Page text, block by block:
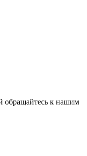
обращайтесь к нашим